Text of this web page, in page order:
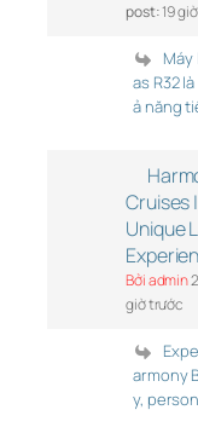
post:19
as R32
ả năng
Cruises
Unique
Bởi admin
giờ trước
armony
y,